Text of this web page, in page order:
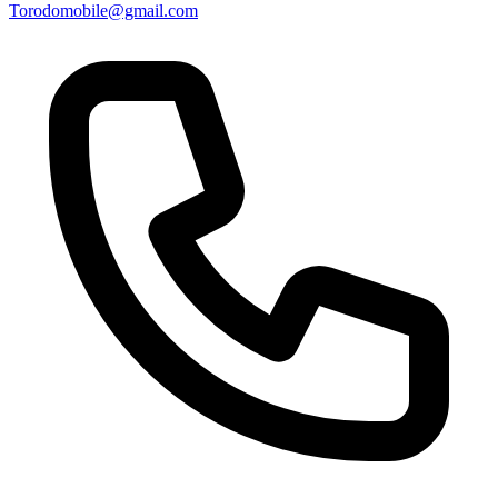
Torodomobile@gmail.com